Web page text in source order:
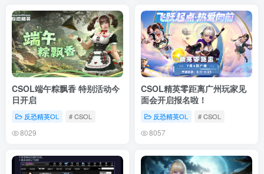
CSOL端午粽飘香 特别活动今
日开启
反恐精英OL # CSOL
8029
CSOL精英零距离广州玩家见
面会开启报名啦！
反恐精英OL # CSOL
8057